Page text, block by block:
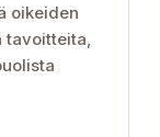
oikeiden